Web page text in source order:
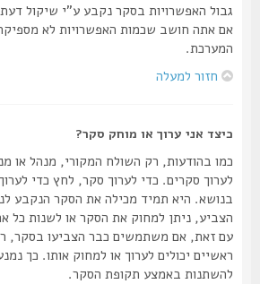
גבול האפשרויות בסקר נקבע ע"י שיקול דעתו
אם אתה חושב שכמות האפשרויות לא מספיקה
המערכת.
חזור למעלה
כיצד אני ערוך או מוחק סקר?
כמו בהודעות, רק השולח המקורי, מנהל או מנהל
לערוך סקרים. כדי לערוך סקר, לחץ כדי לערוך
בנושא. היא תמיד מכילה את הסקר הנקבע
הצביע, ניתן למחוק את הסקר או לשנות כל אחת
עם זאת, אם משתמשים כבר הצביעו בסקר, רק
ראשיים יכולים לערוך או למחוק אותו. כך נמנע
להשתנות באמצע תקופת הסקר.